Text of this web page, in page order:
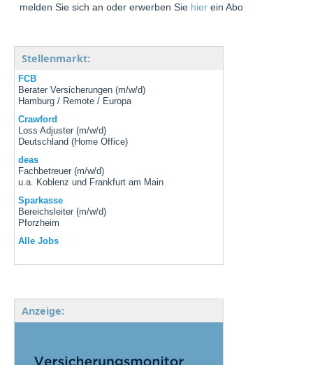
melden Sie sich an oder erwerben Sie hier ein Abo
Stellenmarkt:
FCB
Berater Versicherungen (m/w/d)
Hamburg / Remote / Europa
Crawford
Loss Adjuster (m/w/d)
Deutschland (Home Office)
deas
Fachbetreuer (m/w/d)
u.a. Koblenz und Frankfurt am Main
Sparkasse
Bereichsleiter (m/w/d)
Pforzheim
Alle Jobs
Anzeige: